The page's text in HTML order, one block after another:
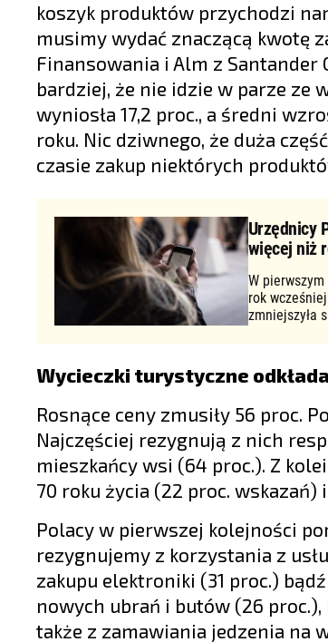
koszyk produktów przychodzi
musimy wydać znaczącą kwotę
Finansowania i Alm z Santander
bardziej, że nie idzie w parze ze
wyniosła 17,2 proc., a średni
roku. Nic dziwnego, że duża
czasie zakup niektórych
Urzędnicy
więcej niż
W pierwszym
rok
zmniejszyła
Wycieczki turystyczne
Rosnące ceny zmusiły 56 proc.
Najczęściej rezygnują z nich
mieszkańcy wsi (64 proc.). Z
70 roku życia (22 proc.
Polacy w pierwszej kolejności
rezygnujemy z korzystania z
zakupu elektroniki (31 proc.)
nowych ubrań i butów (26
także z zamawiania jedzenia na